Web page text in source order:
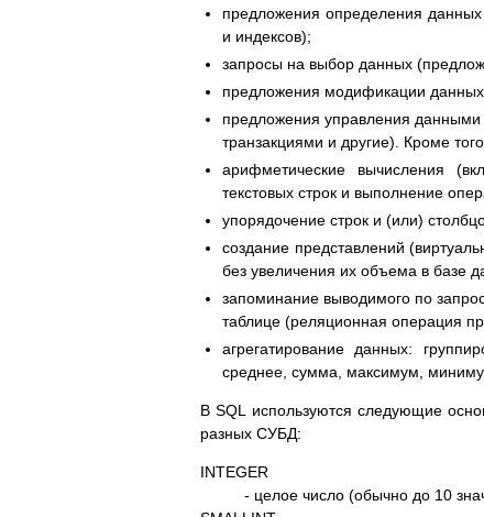
предложения определения
и индексов);
запросы на выбор данных
предложения модификации
предложения управления
транзакциями и другие). Кроме
арифметические вычисления
текстовых строк и выполнение
упорядочение строк и (или)
создание представлений
без увеличения их объема в базе
запоминание выводимого по
таблице (реляционная операция
агрегатирование данных:
среднее, сумма, максимум,
В SQL используются следующие
разных СУБД:
INTEGER
- целое число (обычно до 10